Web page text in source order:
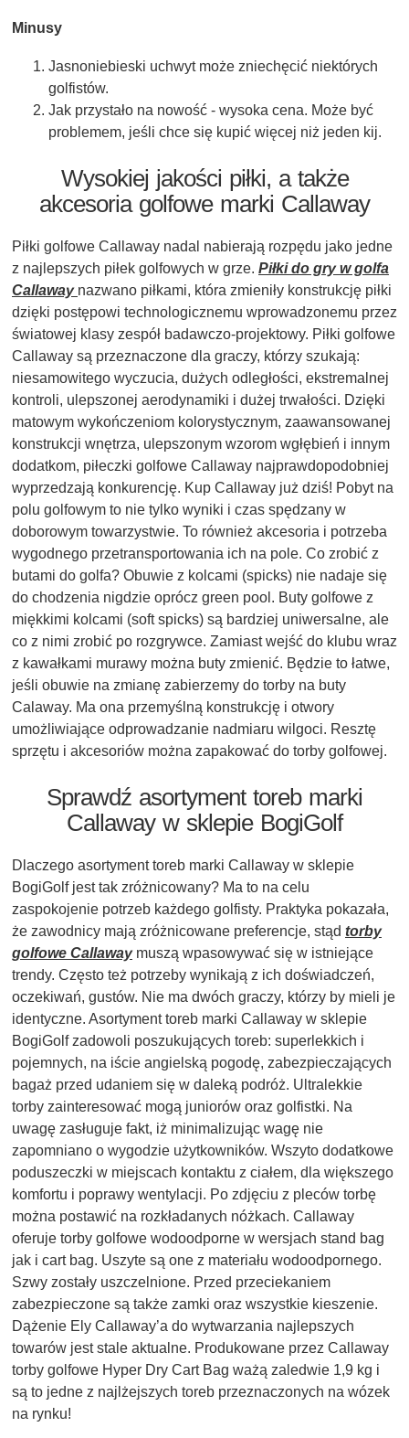
Minusy
Jasnoniebieski uchwyt może zniechęcić niektórych
golfistów.
Jak przystało na nowość - wysoka cena. Może być
problemem, jeśli chce się kupić więcej niż jeden kij.
Wysokiej jakości piłki, a także
akcesoria golfowe marki Callaway
Piłki golfowe Callaway nadal nabierają rozpędu jako jedne
z najlepszych piłek golfowych w grze. Piłki do gry w golfa
Callaway nazwano piłkami, która zmieniły konstrukcję piłki
dzięki postępowi technologicznemu wprowadzonemu przez
światowej klasy zespół badawczo-projektowy. Piłki golfowe
Callaway są przeznaczone dla graczy, którzy szukają:
niesamowitego wyczucia, dużych odległości, ekstremalnej
kontroli, ulepszonej aerodynamiki i dużej trwałości. Dzięki
matowym wykończeniom kolorystycznym, zaawansowanej
konstrukcji wnętrza, ulepszonym wzorom wgłębień i innym
dodatkom, piłeczki golfowe Callaway najprawdopodobniej
wyprzedzają konkurencję. Kup Callaway już dziś! Pobyt na
polu golfowym to nie tylko wyniki i czas spędzany w
doborowym towarzystwie. To również akcesoria i potrzeba
wygodnego przetransportowania ich na pole. Co zrobić z
butami do golfa? Obuwie z kolcami (spicks) nie nadaje się
do chodzenia nigdzie oprócz green pool. Buty golfowe z
miękkimi kolcami (soft spicks) są bardziej uniwersalne, ale
co z nimi zrobić po rozgrywce. Zamiast wejść do klubu wraz
z kawałkami murawy można buty zmienić. Będzie to łatwe,
jeśli obuwie na zmianę zabierzemy do torby na buty
Calaway. Ma ona przemyślną konstrukcję i otwory
umożliwiające odprowadzanie nadmiaru wilgoci. Resztę
sprzętu i akcesoriów można zapakować do torby golfowej.
Sprawdź asortyment toreb marki
Callaway w sklepie BogiGolf
Dlaczego asortyment toreb marki Callaway w sklepie
BogiGolf jest tak zróżnicowany? Ma to na celu
zaspokojenie potrzeb każdego golfisty. Praktyka pokazała,
że zawodnicy mają zróżnicowane preferencje, stąd torby
golfowe Callawaymuszą wpasowywać się w istniejące
trendy. Często też potrzeby wynikają z ich doświadczeń,
oczekiwań, gustów. Nie ma dwóch graczy, którzy by mieli je
identyczne. Asortyment toreb marki Callaway w sklepie
BogiGolf zadowoli poszukujących toreb: superlekkich i
pojemnych, na iście angielską pogodę, zabezpieczających
bagaż przed udaniem się w daleką podróż. Ultralekkie
torby zainteresować mogą juniorów oraz golfistki. Na
uwagę zasługuje fakt, iż minimalizując wagę nie
zapomniano o wygodzie użytkowników. Wszyto dodatkowe
poduszeczki w miejscach kontaktu z ciałem, dla większego
komfortu i poprawy wentylacji. Po zdjęciu z pleców torbę
można postawić na rozkładanych nóżkach. Callaway
oferuje torby golfowe wodoodporne w wersjach stand bag
jak i cart bag. Uszyte są one z materiału wodoodpornego.
Szwy zostały uszczelnione. Przed przeciekaniem
zabezpieczone są także zamki oraz wszystkie kieszenie.
Dążenie Ely Callaway’a do wytwarzania najlepszych
towarów jest stale aktualne. Produkowane przez Callaway
torby golfowe Hyper Dry Cart Bag ważą zaledwie 1,9 kg i
są to jedne z najlżejszych toreb przeznaczonych na wózek
na rynku!